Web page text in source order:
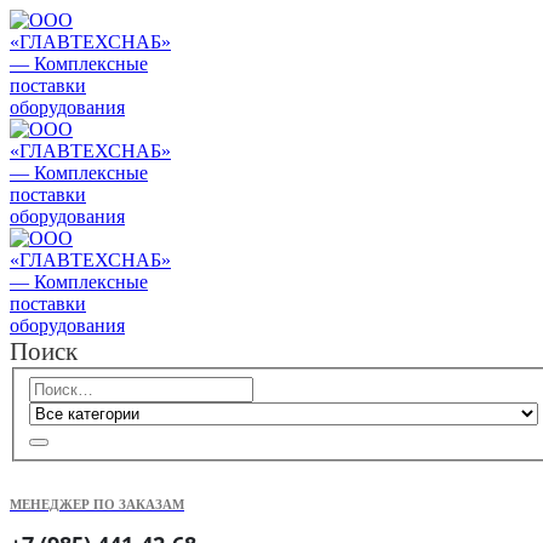
Поиск
МЕНЕДЖЕР ПО ЗАКАЗАМ